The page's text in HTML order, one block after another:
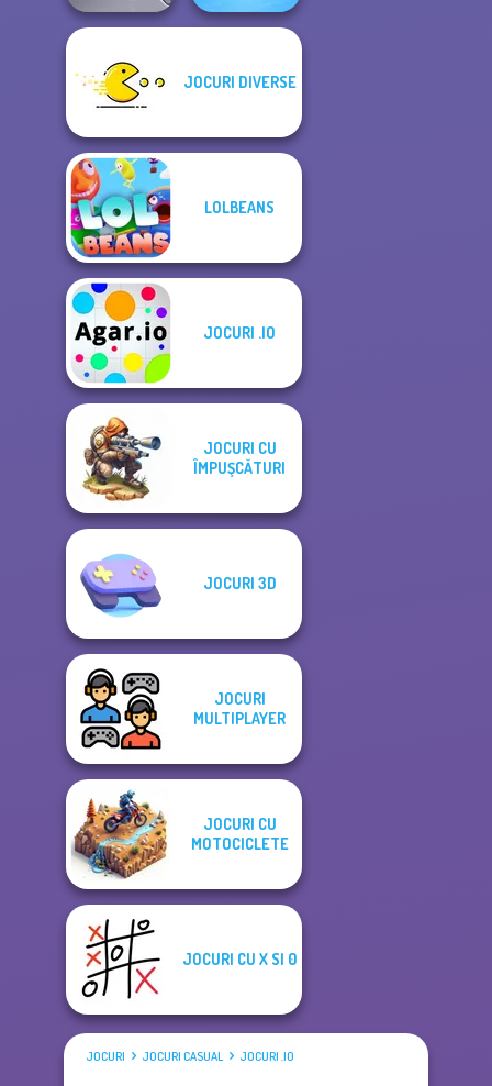
Stick Duel: Battle
Hero
JOCURI DIVERSE
LOLBEANS
JOCURI .IO
JOCURI CU
ÎMPUŞCĂTURI
JOCURI 3D
JOCURI
MULTIPLAYER
JOCURI CU
MOTOCICLETE
JOCURI CU X SI 0
JOCURI JOCURI CASUAL JOCURI .IO